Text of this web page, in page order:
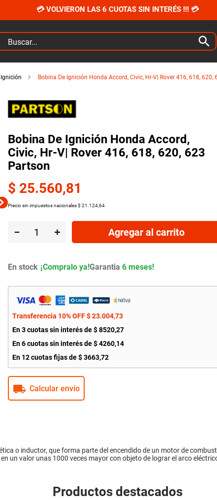
💳 VOLVIERON LAS 6 CUOTAS SIN INTERÉS !!! 💳
Bobina De Ignición Honda Accord, Civic, Hr-V| Rover 416, 618, 620,
Bobina De Ignición Honda Accord,
Civic, Hr-V| Rover 416, 618, 620, 623
Partson
$ 25.560,81
Precio sin impuestos nacionales$ 21 124,64
＋
－ Agregar al carrito
En stock Garantia 6 meses!
Transferencia 10% OFF$23.004,73
En3cuotas sin interés de$8520,27
En6cuotas sin interés de$4260,14
En 12cuotas fijas de$3663,72
Calcular envío
o inductor, que forma parte del encendido de un motor de
un valor unas 1000 veces mayor con objeto de lograr el arco
Productos destacados